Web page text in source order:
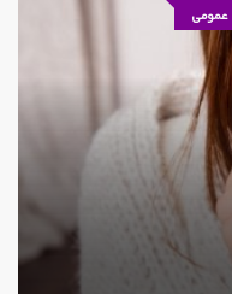
عمومی